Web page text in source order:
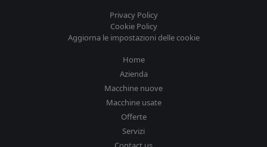
Privacy Policy
Cookie Policy
Aggiorna le impostazioni delle cookie
Home
Azienda
Macchine nuove
Macchine usate
Offerte
Servizi